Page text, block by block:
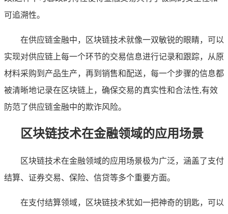
可追溯性。
在供应链金融中，区块链技术就像一双敏锐的眼睛，可以
实现对供应链上每一个环节的交易信息进行记录和跟踪，从原
材料采购到产品生产，再到销售和配送，每一个步骤的信息都
被清晰地记录在区块链上，确保交易的真实性和合法性,有效
防范了供应链金融中的欺诈风险。
区块链技术在金融领域的应用场景
区块链技术在金融领域的应用场景极为广泛，涵盖了支付
结算、证券交易、保险、信贷等多个重要方面。
在支付结算领域，区块链技术犹如一把神奇的钥匙，可以